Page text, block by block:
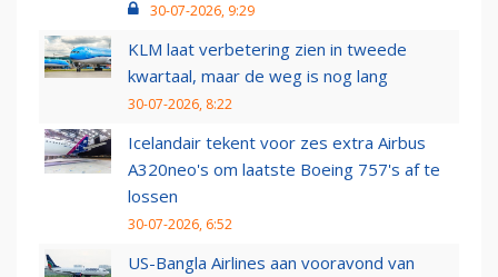
30-07-2026, 9:29
KLM laat verbetering zien in tweede
kwartaal, maar de weg is nog lang
30-07-2026, 8:22
Icelandair tekent voor zes extra Airbus
A320neo's om laatste Boeing 757's af te
lossen
30-07-2026, 6:52
US-Bangla Airlines aan vooravond van